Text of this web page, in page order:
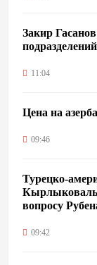
Закир
11:04
Цена на
09:46
Турецко-
Кырлыковалы
вопросу
09:42